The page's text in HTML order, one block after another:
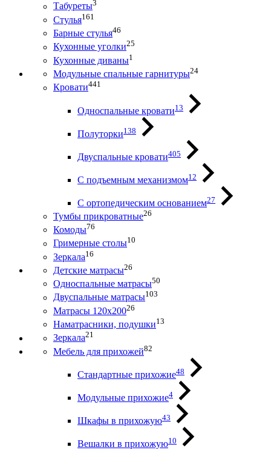
Табуреты3
Стулья161
Барные стулья46
Кухонные уголки25
Кухонные диваны1
Модульные спальные гарнитуры24
Кровати441
Односпальные кровати13
Полуторки138
Двуспальные кровати405
С подъемным механизмом12
С ортопедическим основанием27
Тумбы прикроватные26
Комоды76
Гримерные столы10
Зеркала16
Детские матрасы26
Односпальные матрасы50
Двуспальные матрасы103
Матрасы 120х20026
Наматрасники, подушки13
Зеркала21
Мебель для прихожей82
Стандартные прихожие48
Модульные прихожие4
Шкафы в прихожую43
Вешалки в прихожую10